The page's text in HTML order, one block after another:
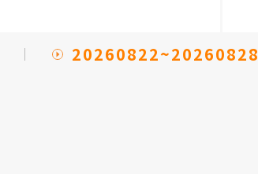
20260822~20260828